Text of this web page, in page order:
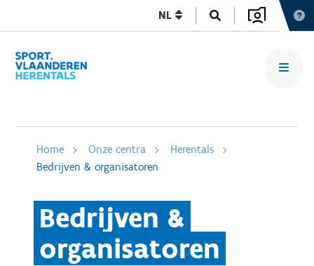
NL
Home Onze centra
Herentals
Bedrijven & organisatoren
Bedrijven &
organisatoren